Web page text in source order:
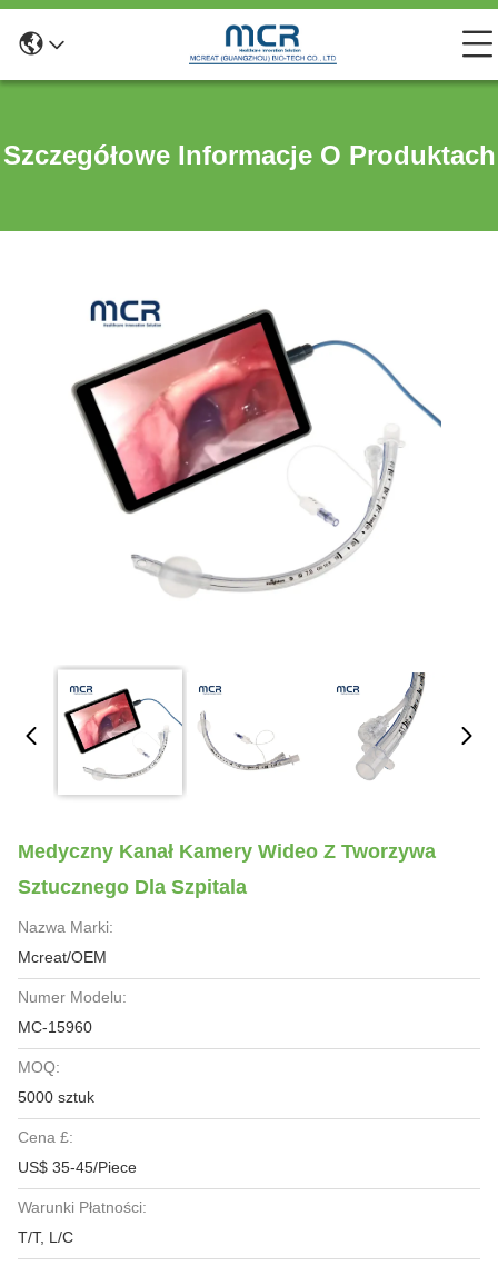
Szczegółowe Informacje O Produktach
Medyczny Kanał Kamery Wideo Z Tworzywa
Sztucznego Dla Szpitala
Nazwa Marki:
Mcreat/OEM
Numer Modelu:
MC-15960
MOQ:
5000 sztuk
Cena £:
US$ 35-45/Piece
Warunki Płatności:
T/T, L/C